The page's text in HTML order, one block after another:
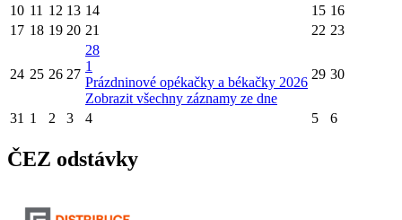
10 11 12 13 14 15 16
17 18 19 20 21 22 23
24 25 26 27
28
1
Prázdninové opékačky a békačky 2026
Zobrazit všechny záznamy ze dne
29 30
31 1 2 3 4 5 6
ČEZ odstávky